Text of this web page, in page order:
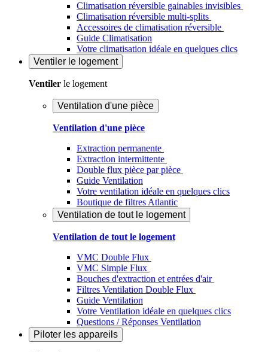
Climatisation réversible gainables invisibles
Climatisation réversible multi-splits
Accessoires de climatisation réversible
Guide Climatisation
Votre climatisation idéale en quelques clics
Ventiler le logement
Ventiler le logement
Ventilation d'une pièce
Ventilation d'une pièce
Extraction permanente
Extraction intermittente
Double flux pièce par pièce
Guide Ventilation
Votre ventilation idéale en quelques clics
Boutique de filtres Atlantic
Ventilation de tout le logement
Ventilation de tout le logement
VMC Double Flux
VMC Simple Flux
Bouches d'extraction et entrées d'air
Filtres Ventilation Double Flux
Guide Ventilation
Votre Ventilation idéale en quelques clics
Questions / Réponses Ventilation
Piloter les appareils